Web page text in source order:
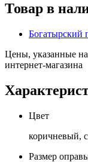
Товар в
Богатырский
Цены, указанные на
интернет-магазина
Цвет
коричневый,
Размер